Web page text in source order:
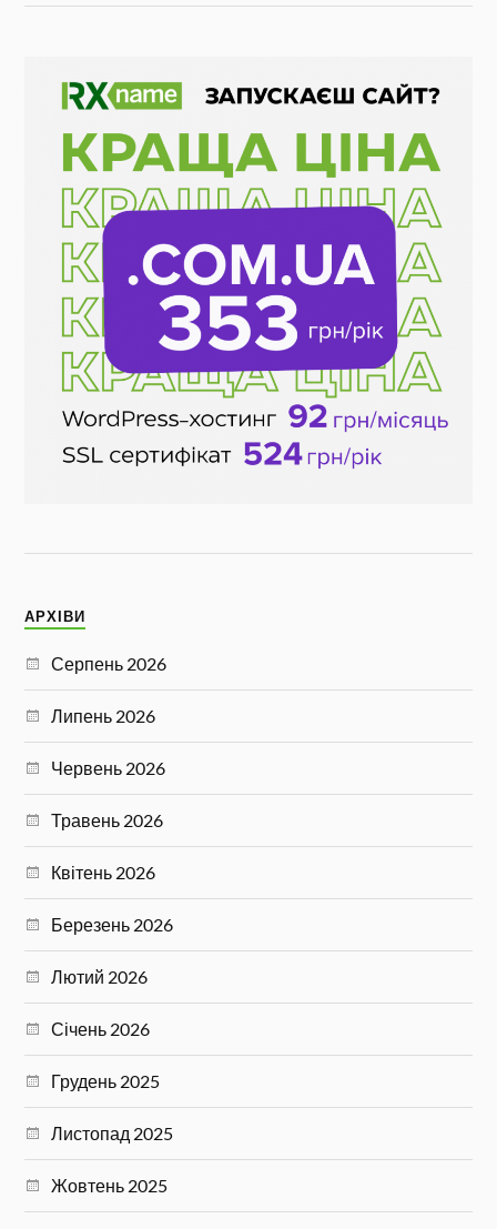
АРХІВИ
Серпень 2026
Липень 2026
Червень 2026
Травень 2026
Квітень 2026
Березень 2026
Лютий 2026
Січень 2026
Грудень 2025
Листопад 2025
Жовтень 2025